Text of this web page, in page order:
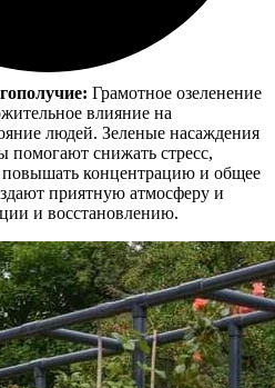
Грамотное озеленение
влияние на
людей. Зеленые насаждения
помогают снижать стресс,
повышать концентрацию и общее
приятную атмосферу и
и восстановлению.